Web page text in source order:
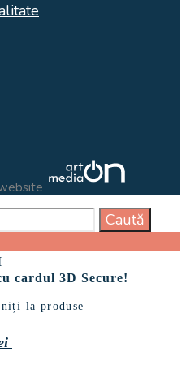
Caută
cardul 3D Secure!
la produse